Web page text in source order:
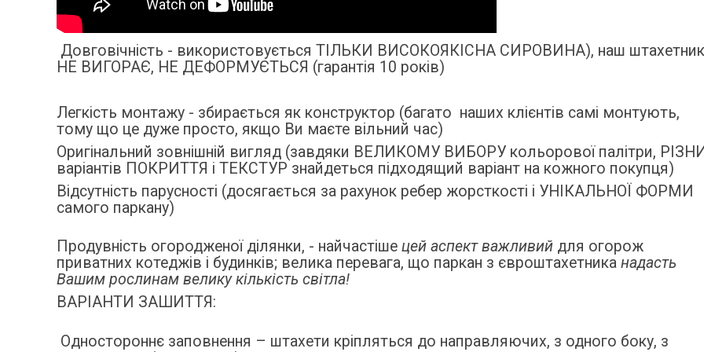
Довговічність - використовується ТІЛЬКИ ВИСОКОЯКІСНА СИРОВИНА), наш штахетник
НЕ ВИГОРАЄ, НЕ ДЕФОРМУЄТЬСЯ (гарантія 10 років)
Легкість монтажу - збирається як конструктор (багато наших клієнтів самі монтують,
тому що це дуже просто, якщо Ви маєте вільний час)
Оригінальний зовнішній вигляд (завдяки ВЕЛИКОМУ ВИБОРУ кольорової палітри,
варіантів ПОКРИТТЯ і ТЕКСТУР знайдеться підходящий варіант на кожного покупця)
Відсутність парусності (досягається за рахунок ребер жорсткості і УНІКАЛЬНОЇ ФОРМИ
самого паркану)
Продувність огородженої ділянки, - найчастіше цей аспект важливий для огорож
приватних котеджів і будинків; велика перевага, що паркан з євроштахетника надасть
Вашим рослинам велику кількість світла!
ВАРІАНТИ ЗАШИТТЯ:
Одностороннє заповнення – штахети кріпляться до направляючих, з одного боку, з